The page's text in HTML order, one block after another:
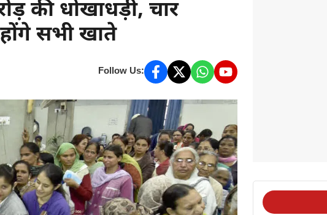
की धोखाधड़ी, चार
सभी खाते
Follow Us: